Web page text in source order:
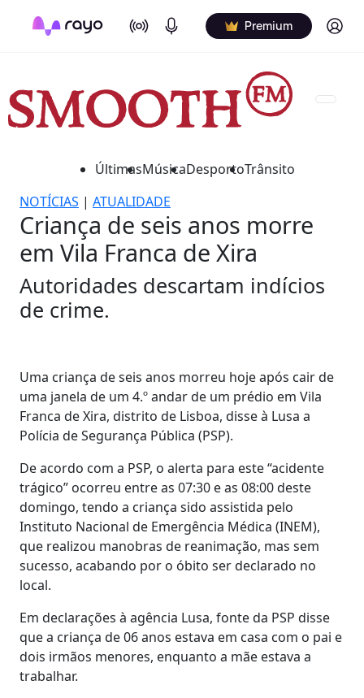
On Air Podcasts Premium Log in
ÚltimasMúsicaDesportoTrânsito
NOTÍCIAS | ATUALIDADE
Criança de seis anos morre
em Vila Franca de Xira
Autoridades descartam indícios
de crime.
Uma criança de seis anos morreu hoje após cair de
uma janela de um 4.º andar de um prédio em Vila
Franca de Xira, distrito de Lisboa, disse à Lusa a
Polícia de Segurança Pública (PSP).
De acordo com a PSP, o alerta para este “acidente
trágico” ocorreu entre as 07:30 e as 08:00 deste
domingo, tendo a criança sido assistida pelo
Instituto Nacional de Emergência Médica (INEM),
que realizou manobras de reanimação, mas sem
sucesso, acabando por o óbito ser declarado no
local.
Em declarações à agência Lusa, fonte da PSP disse
que a criança de 06 anos estava em casa com o pai e
dois irmãos menores, enquanto a mãe estava a
trabalhar.